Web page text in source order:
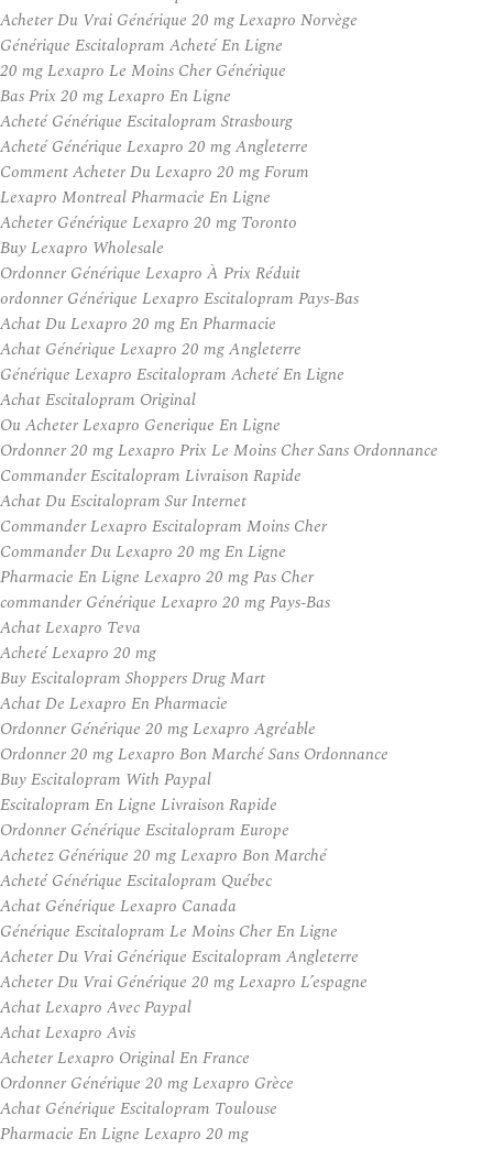
Acheter Du Vrai Générique 20 mg Lexapro Norvège
Générique Escitalopram Acheté En Ligne
20 mg Lexapro Le Moins Cher Générique
Bas Prix 20 mg Lexapro En Ligne
Acheté Générique Escitalopram Strasbourg
Acheté Générique Lexapro 20 mg Angleterre
Comment Acheter Du Lexapro 20 mg Forum
Lexapro Montreal Pharmacie En Ligne
Acheter Générique Lexapro 20 mg Toronto
Buy Lexapro Wholesale
Ordonner Générique Lexapro À Prix Réduit
ordonner Générique Lexapro Escitalopram Pays-Bas
Achat Du Lexapro 20 mg En Pharmacie
Achat Générique Lexapro 20 mg Angleterre
Générique Lexapro Escitalopram Acheté En Ligne
Achat Escitalopram Original
Ou Acheter Lexapro Generique En Ligne
Ordonner 20 mg Lexapro Prix Le Moins Cher Sans Ordonnance
Commander Escitalopram Livraison Rapide
Achat Du Escitalopram Sur Internet
Commander Lexapro Escitalopram Moins Cher
Commander Du Lexapro 20 mg En Ligne
Pharmacie En Ligne Lexapro 20 mg Pas Cher
commander Générique Lexapro 20 mg Pays-Bas
Achat Lexapro Teva
Acheté Lexapro 20 mg
Buy Escitalopram Shoppers Drug Mart
Achat De Lexapro En Pharmacie
Ordonner Générique 20 mg Lexapro Agréable
Ordonner 20 mg Lexapro Bon Marché Sans Ordonnance
Buy Escitalopram With Paypal
Escitalopram En Ligne Livraison Rapide
Ordonner Générique Escitalopram Europe
Achetez Générique 20 mg Lexapro Bon Marché
Acheté Générique Escitalopram Québec
Achat Générique Lexapro Canada
Générique Escitalopram Le Moins Cher En Ligne
Acheter Du Vrai Générique Escitalopram Angleterre
Acheter Du Vrai Générique 20 mg Lexapro L’espagne
Achat Lexapro Avec Paypal
Achat Lexapro Avis
Acheter Lexapro Original En France
Ordonner Générique 20 mg Lexapro Grèce
Achat Générique Escitalopram Toulouse
Pharmacie En Ligne Lexapro 20 mg